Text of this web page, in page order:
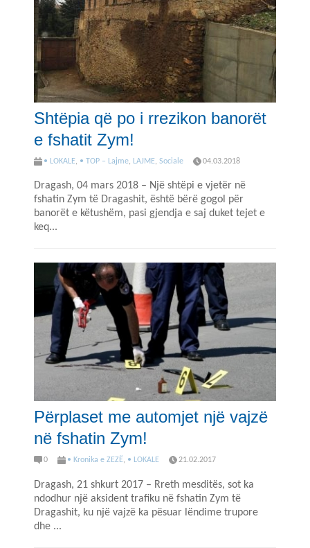
Shtëpia që po i rrezikon banorët
e fshatit Zym!
• LOKALE, • TOP – Lajme, LAJME, Sociale 04.03.2018
Dragash, 04 mars 2018 – Një shtëpi e vjetër në
fshatin Zym të Dragashit, është bërë gogol për
banorët e këtushëm, pasi gjendja e saj duket tejet e
keq...
Përplaset me automjet një vajzë
në fshatin Zym!
0 • Kronika e ZEZË, • LOKALE 21.02.2017
Dragash, 21 shkurt 2017 – Rreth mesditës, sot ka
ndodhur një aksident trafiku në fshatin Zym të
Dragashit, ku një vajzë ka pësuar lëndime trupore
dhe ...